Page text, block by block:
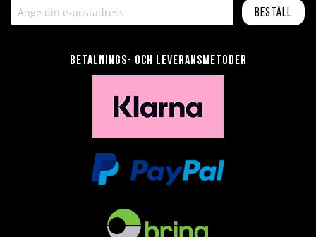
Beställ
Betalnings- och leveransmetoder